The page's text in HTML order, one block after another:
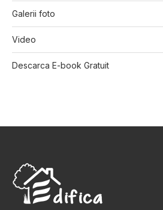
Galerii foto
Video
Descarca E-book Gratuit